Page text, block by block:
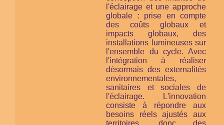
l'éclairage et une approche
globale : prise en compte
des coûts globaux et
impacts globaux, des
installations lumineuses sur
l'ensemble du cycle. Avec
l'intégration à réaliser
désormais des externalités
environnementales,
sanitaires et sociales de
l'éclairage. L'innovation
consiste à répondre aux
besoins réels ajustés aux
territoires, donc des